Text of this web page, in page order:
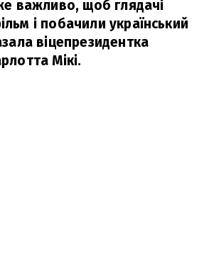
важливо, щоб глядачі
і побачили український
віцепрезидентка
Мікі.